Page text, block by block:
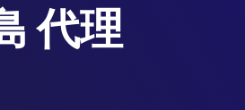
代理